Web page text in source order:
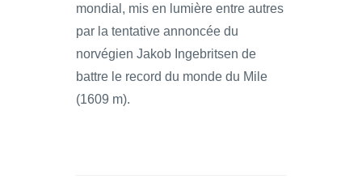
mondial, mis en lumière entre autres
par la tentative annoncée du
norvégien Jakob Ingebritsen de
battre le record du monde du Mile
(1609 m).